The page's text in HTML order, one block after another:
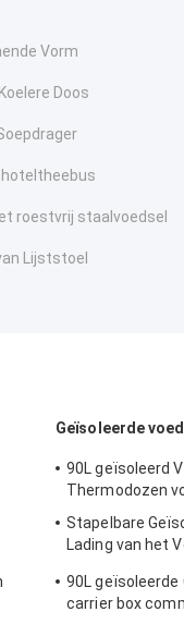
Vorm
Doos
roestvrij staalvoedsel
Lijststoel
Geïsoleerde
90L geïsoleerd
Thermodozen
Stapelbare
Lading van het
90L geïsoleerde
carrier box